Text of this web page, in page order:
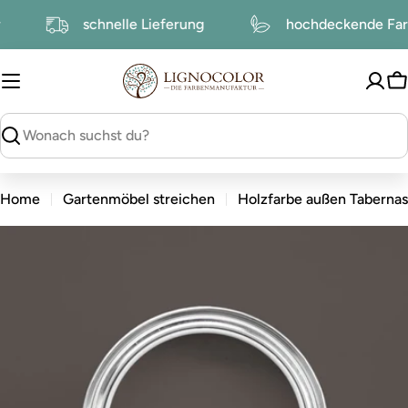
schnelle Lieferung hochdeckende
suchen
Home Gartenmöbel streichen Holzfarbe außen Tabernas